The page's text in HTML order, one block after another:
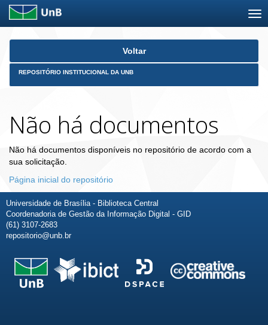
Skip
Voltar
REPOSITÓRIO INSTITUCIONAL DA UNB
Não há documentos
Não há documentos disponíveis no repositório de acordo com a
sua solicitação.
Página inicial do repositório
Universidade de Brasília - Biblioteca Central
Coordenadoria de Gestão da Informação Digital - GID
(61) 3107-2683
repositorio@unb.br